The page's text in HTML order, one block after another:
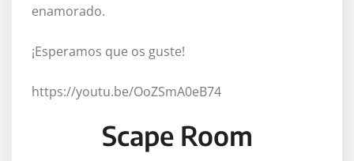
enamorado.
¡Esperamos que os guste!
https://youtu.be/OoZSmA0eB74
Scape Room